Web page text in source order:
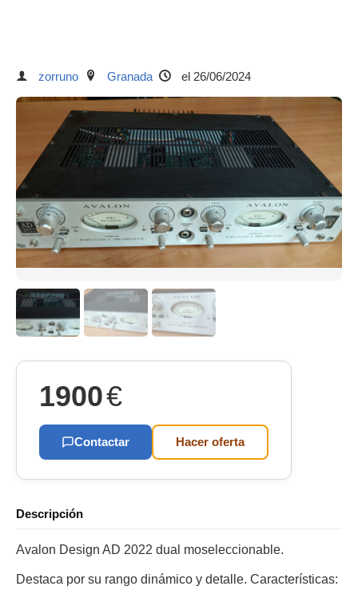
zorruno Granada el 26/06/2024
1900€
Contactar Hacer oferta
Descripción
Avalon Design AD 2022 dual moseleccionable.
Destaca por su rango dinámico y detalle. Características: